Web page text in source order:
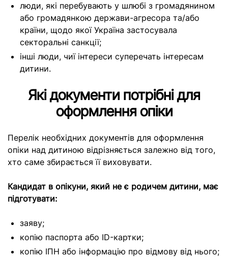
люди, які перебувають у шлюбі з громадянином
або громадянкою держави-агресора та/або
країни, щодо якої Україна застосувала
секторальні санкції;
інші люди, чиї інтереси суперечать інтересам
дитини.
Які документи потрібні для
оформлення опіки
Перелік необхідних документів для оформлення
опіки над дитиною відрізняється залежно від того,
хто саме збирається її виховувати.
Кандидат в опікуни, який не є родичем дитини, має
підготувати:
заяву;
копію паспорта або ID-картки;
копію ІПН або інформацію про відмову від нього;